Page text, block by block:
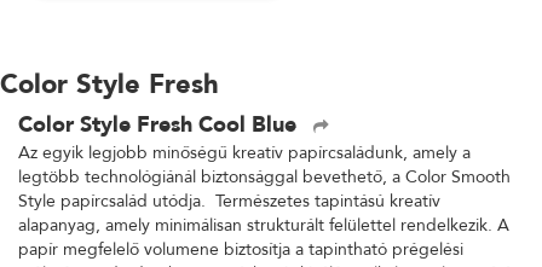
Color Style Fresh
Color Style Fresh Cool Blue
Az egyik legjobb minőségű kreatív papírcsaládunk, amely a
legtöbb technológiánál biztonsággal bevethető, a Color Smooth
Style papírcsalád utódja. Természetes tapintású kreatív
alapanyag, amely minimálisan strukturált felülettel rendelkezik. A
papír megfelelő volumene biztosítja a tapintható prégelési